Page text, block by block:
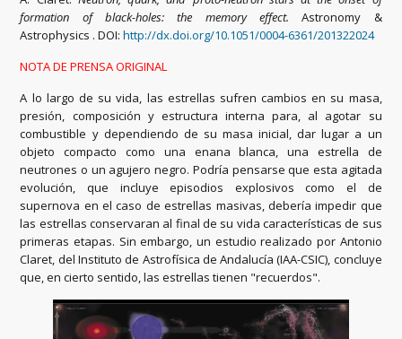
formation of black-holes: the memory effect. Astronomy &
Astrophysics . DOI:http://dx.doi.org/10.1051/0004-6361/201322024
NOTA DE PRENSA ORIGINAL
A lo largo de su vida, las estrellas sufren cambios en su masa,
presión, composición y estructura interna para, al agotar su
combustible y dependiendo de su masa inicial, dar lugar a un
objeto compacto como una enana blanca, una estrella de
neutrones o un agujero negro. Podría pensarse que esta agitada
evolución, que incluye episodios explosivos como el de
supernova en el caso de estrellas masivas, debería impedir que
las estrellas conservaran al final de su vida características de sus
primeras etapas. Sin embargo, un estudio realizado por Antonio
Claret, del Instituto de Astrofísica de Andalucía (IAA-CSIC), concluye
que, en cierto sentido, las estrellas tienen "recuerdos".